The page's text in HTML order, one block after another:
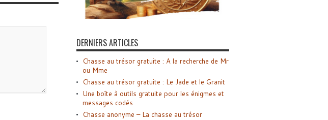
DERNIERS ARTICLES
Chasse au trésor gratuite : A la recherche de Mr
ou Mme
Chasse au trésor gratuite : Le Jade et le Granit
Une boîte à outils gratuite pour les énigmes et
messages codés
Chasse anonyme – La chasse au trésor